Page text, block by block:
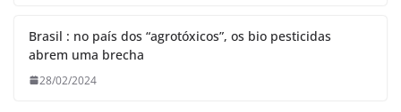
Brasil : no país dos “agrotóxicos”, os bio pesticidas
abrem uma brecha
28/02/2024